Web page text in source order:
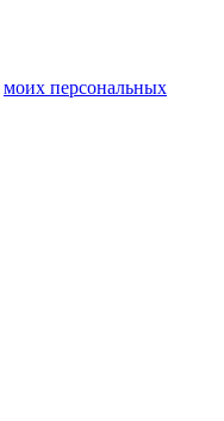
моих персональных